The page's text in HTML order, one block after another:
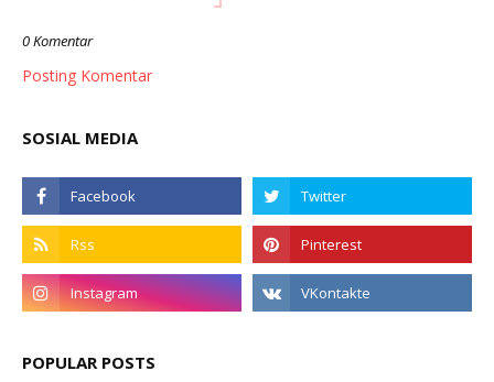
0 Komentar
Posting Komentar
SOSIAL MEDIA
POPULAR POSTS